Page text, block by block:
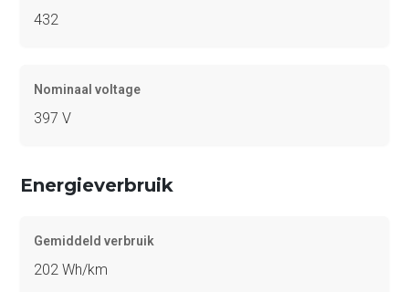
432
Nominaal voltage
397 V
Energieverbruik
Gemiddeld verbruik
202 Wh/km